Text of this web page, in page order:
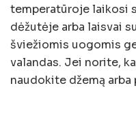
temperatūroje laikosi
dėžutėje arba laisvai
šviežiomis uogomis
valandas. Jei norite,
naudokite džemą arba